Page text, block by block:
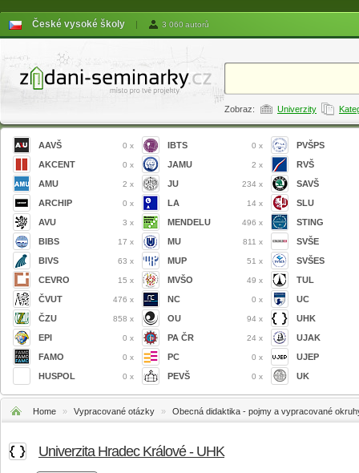
České vysoké školy | 3 060 autorů
Zobraz: Univerzity
AAVŠ 0 x
AKCENT 0 x
AMU 2 x
ARCHIP 0 x
AVU 3 x
BIBS 17 x
BIVS 63 x
CEVRO 15 x
ČVUT 476 x
ČZU 858 x
EPI 0 x
FAMO 0 x
HUSPOL 0 x
IBTS 0 x
JAMU 2 x
JU 234 x
LA 14 x
MENDELU 496 x
MU 811 x
MUP 51 x
MVŠO 49 x
NC 0 x
OU 94 x
PA ČR 24 x
PC 0 x
PEVŠ 0 x
PVŠPS
RVŠ
SAVŠ
SLU
STING
SVŠE
SVŠES
TUL
UC
UHK
UJAK
UJEP
UK
Home » Vypracované otázky » Obecná didaktika - pojmy a vypracované
Univerzita Hradec Králové - UHK